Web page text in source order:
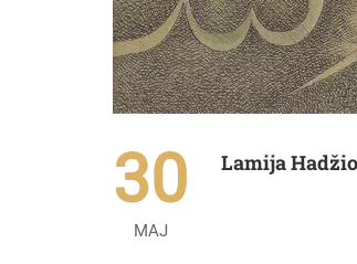
30
MAJ
Lamija